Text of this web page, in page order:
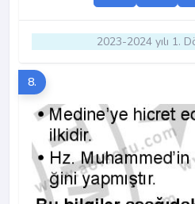
2023-2024 yılı 1.
8.